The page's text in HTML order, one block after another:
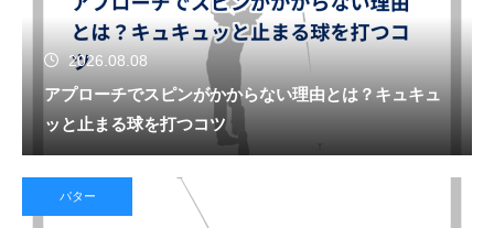
2026.08.08
アプローチでスピンがかからない理由とは？キュキュ
ッと止まる球を打つコツ
パター